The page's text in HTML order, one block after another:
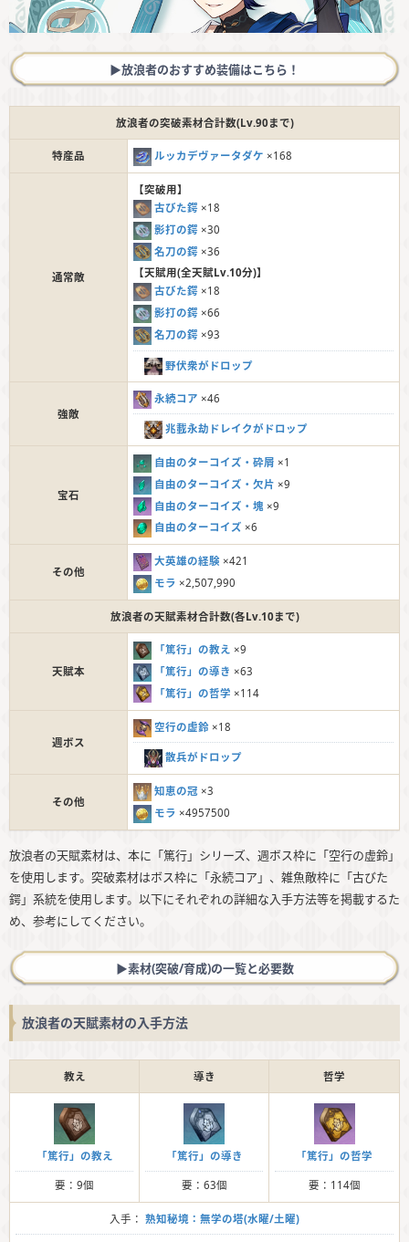
▶︎放浪者のおすすめ装備はこちら！
放浪者の突破素材合計数(Lv.90まで)
特産品 ルッカデヴァータダケ ×168
通常敵
【突破用】
古びた鍔 ×18
影打の鍔 ×30
名刀の鍔 ×36
【天賦用(全天賦Lv.10分)】
古びた鍔 ×18
影打の鍔 ×66
名刀の鍔 ×93
野伏衆がドロップ
強敵
永続コア ×46
兆載永劫ドレイクがドロップ
宝石
自由のターコイズ・砕屑 ×1
自由のターコイズ・欠片 ×9
自由のターコイズ・塊 ×9
自由のターコイズ ×6
その他
大英雄の経験 ×421
モラ ×2,507,990
放浪者の天賦素材合計数(各Lv.10まで)
天賦本
「篤行」の教え ×9
「篤行」の導き ×63
「篤行」の哲学 ×114
週ボス
空行の虚鈴 ×18
散兵がドロップ
その他
知恵の冠 ×3
モラ ×4957500
放浪者の天賦素材は、本に「篤行」シリーズ、週ボス枠に「空行の虚鈴」
を使用します。突破素材はボス枠に「永続コア」、雑魚敵枠に「古びた
鍔」系統を使用します。以下にそれぞれの詳細な入手方法等を掲載するた
め、参考にしてください。
▶︎素材(突破/育成)の一覧と必要数
放浪者の天賦素材の入手方法
教え 導き 哲学
「篤行」の教え
要：9個
「篤行」の導き
要：63個
「篤行」の哲学
要：114個
入手： 熟知秘境：無学の塔(水曜/土曜)